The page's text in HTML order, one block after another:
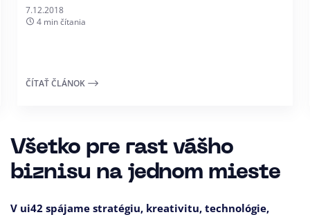
7.12.2018
4 min čítania
ČÍTAŤ ČLÁNOK
Všetko pre rast vášho
biznisu na jednom mieste
V ui42 spájame stratégiu, kreativitu, technológie,